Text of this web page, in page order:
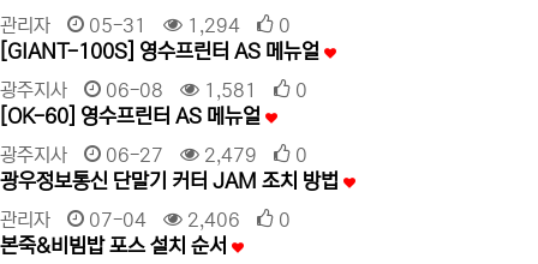
관리자 05-31 1,294 0
[GIANT-100S] 영수프린터 AS 메뉴얼
광주지사 06-08 1,581 0
[OK-60] 영수프린터 AS 메뉴얼
광주지사 06-27 2,479 0
광우정보통신 단말기 커터 JAM 조치 방법
관리자 07-04 2,406 0
본죽&비빔밥 포스 설치 순서